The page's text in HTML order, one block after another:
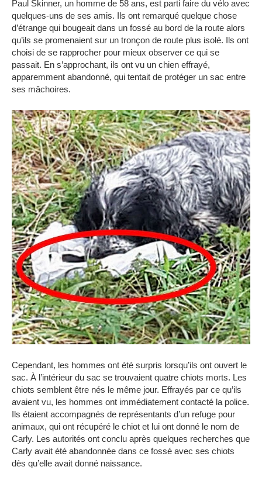
Paul Skinner, un homme de 58 ans, est parti faire du vélo avec
quelques-uns de ses amis. Ils ont remarqué quelque chose
d’étrange qui bougeait dans un fossé au bord de la route alors
qu’ils se promenaient sur un tronçon de route plus isolé. Ils ont
choisi de se rapprocher pour mieux observer ce qui se
passait. En s’approchant, ils ont vu un chien effrayé,
apparemment abandonné, qui tentait de protéger un sac entre
ses mâchoires.
Cependant, les hommes ont été surpris lorsqu’ils ont ouvert le
sac. À l’intérieur du sac se trouvaient quatre chiots morts. Les
chiots semblent être nés le même jour. Effrayés par ce qu’ils
avaient vu, les hommes ont immédiatement contacté la police.
Ils étaient accompagnés de représentants d’un refuge pour
animaux, qui ont récupéré le chiot et lui ont donné le nom de
Carly. Les autorités ont conclu après quelques recherches que
Carly avait été abandonnée dans ce fossé avec ses chiots
dès qu’elle avait donné naissance.